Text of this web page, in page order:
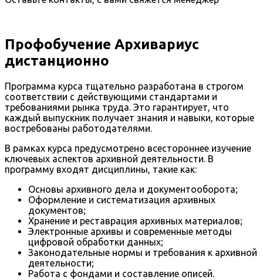
Профобучение Архивариус
дистанционно
Программа курса тщательно разработана в строгом
соответствии с действующими стандартами и
требованиями рынка труда. Это гарантирует, что
каждый выпускник получает знания и навыки, которые
востребованы работодателями.
В рамках курса предусмотрено всестороннее изучение
ключевых аспектов архивной деятельности. В
программу входят дисциплины, такие как:
Основы архивного дела и документооборота;
Оформление и систематизация архивных
документов;
Хранение и реставрация архивных материалов;
Электронные архивы и современные методы
цифровой обработки данных;
Законодательные нормы и требования к архивной
деятельности;
Работа с фондами и составление описей.